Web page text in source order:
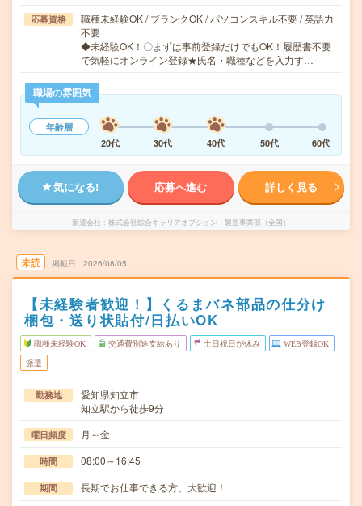
応募資格
職種未経験OK / ブランクOK / パソコンスキル不要 / 英語力
不要
◆未経験OK！〇まずは事前登録だけでもOK！履歴書不要
で気軽にオンライン登録★氏名・職種などを入力す…
職場の雰囲気
年齢層
20代
30代 40代 50代 60代
気になる! 応募へ進む 詳しく見る
派遣会社 株式会社綜合キャリアオプション 製造事業部（全国）
未読 掲載日 2026/08/05
【未経験者歓迎！】くるまバネ部品の仕分け
梱包・送り状貼付/日払いOK
職種未経験OK 交通費別途支給あり 土日祝日が休み WEB登録OK
派遣
勤務地
愛知県知立市
知立駅から徒歩9分
曜日頻度 月～金
時間 08:00～16:45
期間 長期でお仕事できる方、大歓迎！